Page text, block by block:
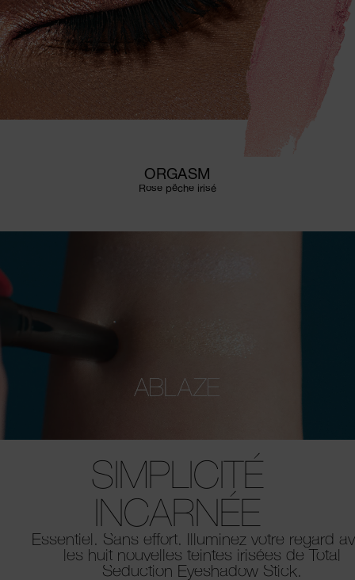
ORGASM
Rose pêche irisé
SIMPLICITÉ
INCARNÉE
Essentiel. Sans effort. Illuminez votre regard
les huit nouvelles teintes irisées de Total
Seduction Eyeshadow Stick.